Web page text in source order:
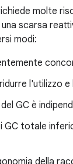
molte
scarsa
modi:
l'utilizzo
GC è
totale
della